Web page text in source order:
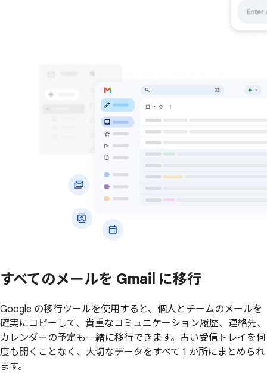
すべてのメールを Gmail に移行
Google の移行ツールを使用すると、個人とチームのメールを
確実にコピーして、貴重なコミュニケーション履歴、連絡先、
カレンダーの予定も一緒に移行できます。古い受信トレイを何
度も開くことなく、大切なデータをすべて 1 か所にまとめられ
ます。